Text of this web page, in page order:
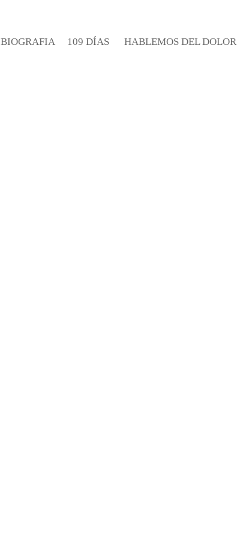
BIOGRAFIA 109 DÍAS HABLEMOS DEL DOLOR